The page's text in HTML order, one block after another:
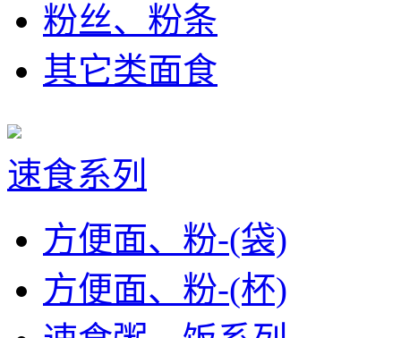
粉丝、粉条
其它类面食
速食系列
方便面、粉-(袋)
方便面、粉-(杯)